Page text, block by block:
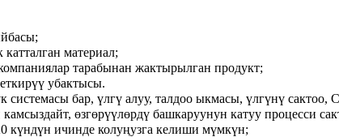
материал;
тарабынан жактырылган продукт;
убактысы.
бар, үлгү алуу, талдоо ыкмасы, үлгүнү сактоо,
өзгөрүүлөрдү башкаруунун катуу процесси
күндүн ичинде колуңузга келиши мүмкүн;